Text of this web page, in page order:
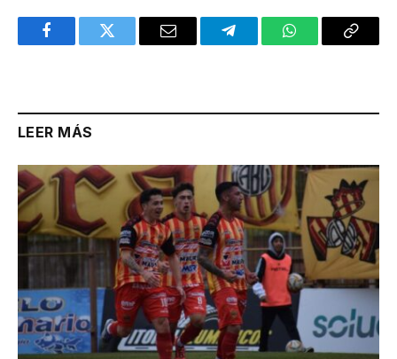
FacebookTwitter Email TelegramWhatsAppCopy
LEER MÁS